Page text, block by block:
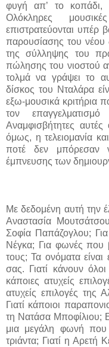
φυγή απ’ το κοπάδι,
Ολόκληρες
επιστρατεύονται
παρουσίασης του νέου
της σύλληψης του
πώλησης του νιοστού
τολμά να γράψει το
δίσκος του Νταλάρα
εξω-μουσικά κριτήρια
τον
Αναμφισβήτητες
όμως, η τελειομανία
ποτέ δεν μπόρεσαν
έμπνευσης των
Με δεδομένη αυτή την
Αναστασία
Σοφία Παπάζογλου;
Νέγκα; Για φωνές που
τους; Τα ονόματα είναι
σας. Γιατί κάνουν
κάποιες ατυχείς
ατυχείς επιλογές της
Γιατί κάποιοι
τη Νατάσα Μποφίλιου;
μια μεγάλη φωνή που
τριάντα; Γιατί η Αρετή